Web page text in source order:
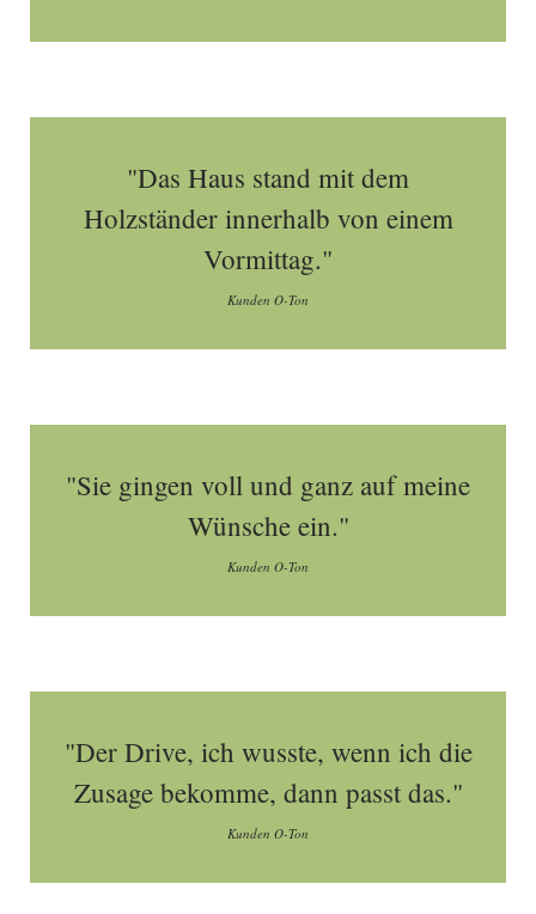
"Das Haus stand mit dem
Holzständer innerhalb von einem
Vormittag."
Kunden O-Ton
"Sie gingen voll und ganz auf meine
Wünsche ein."
Kunden O-Ton
"Der Drive, ich wusste, wenn ich die
Zusage bekomme, dann passt das."
Kunden O-Ton